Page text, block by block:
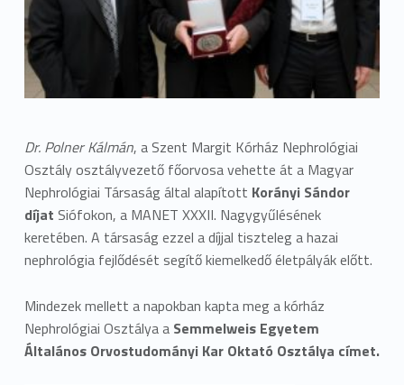
Dr. Polner Kálmán, a Szent Margit Kórház Nephrológiai
Osztály osztályvezető főorvosa vehette át a Magyar
Nephrológiai Társaság által alapított Korányi Sándor
díjat Siófokon, a MANET XXXII. Nagygyűlésének
keretében. A társaság ezzel a díjjal tiszteleg a hazai
nephrológia fejlődését segítő kiemelkedő életpályák előtt.
Mindezek mellett a napokban kapta meg a kórház
Nephrológiai Osztálya a Semmelweis Egyetem
Általános Orvostudományi Kar Oktató Osztálya címet.